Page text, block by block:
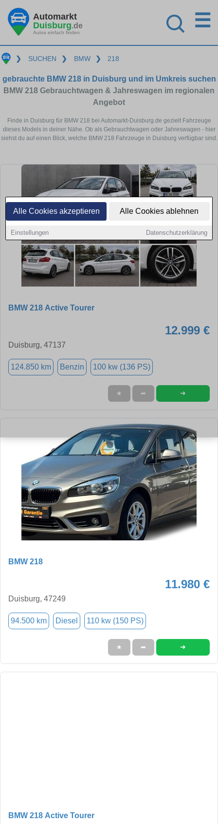
Alle Cookies akzeptieren Alle Cookies ablehnen
Einstellungen Datenschutzerklärung
Automarkt
Duisburg.de
Autos einfach finden
☰
❯ SUCHEN ❯ BMW ❯ 218
gebrauchte BMW 218 in Duisburg und im Umkreis suchen
BMW 218 Gebrauchtwagen & Jahreswagen im regionalen
Angebot
Finde in Duisburg für BMW 218 bei Automarkt-Duisburg.de gezielt Fahrzeuge
dieses Models in deiner Nähe. Ob als Gebrauchtwagen oder Jahreswagen - hier
siehst du auf einen Blick, welche BMW 218 Fahrzeuge in Duisburg verfügbar sind.
BMW 218 Active Tourer
12.999 €
Duisburg, 47137
124.850 km Benzin 100 kw (136 PS)
★ ➦ ➜
BMW 218
11.980 €
Duisburg, 47249
94.500 km Diesel 110 kw (150 PS)
★ ➦ ➜
BMW 218 Active Tourer